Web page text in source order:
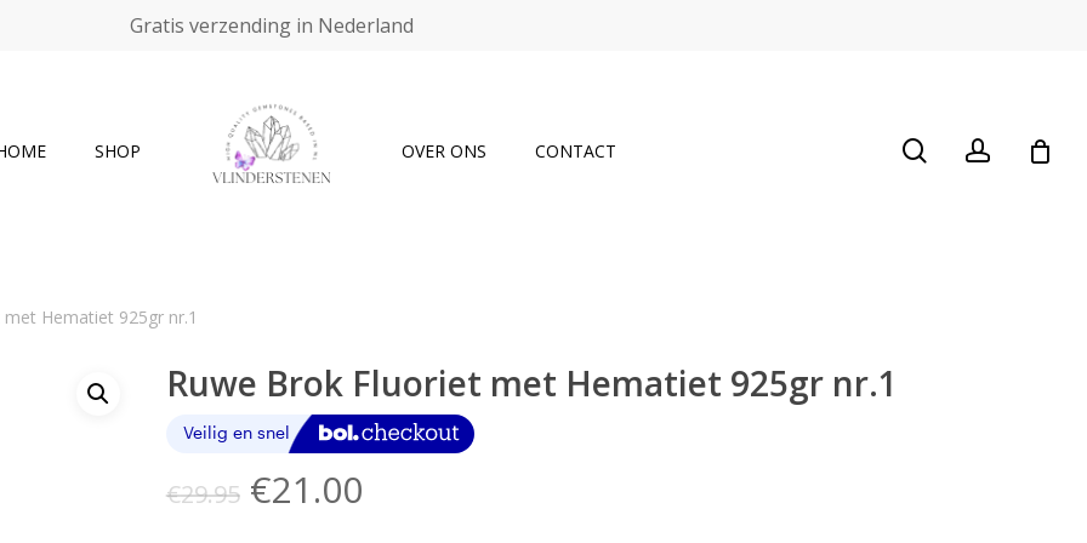
Gratis verzending in Nederland
SHOP OVER ONS CONTACT searchaccount
Hematiet 925gr nr.1
Ruwe Brok Fluoriet met Hematiet 925gr nr.1
€29.95 Oorspronkelijke
€21.00Huidige